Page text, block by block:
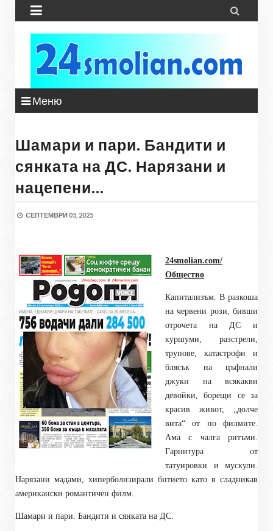
 
Меню
Шамари и пари. Бандити и
сянката на ДС. Нарязани и
нацепени…
СЕПТЕМВРИ 05, 2025
24smolian.com/
Общество
Капитализъм. В разкоша
на червени рози, бивши
отрочета на ДС и
куршуми, разстрели,
трупове, катастрофи и
блясък на цъфнали
джуки на всякакви
девойки, борещи се за
красив живот, „долче
вита“ от по филмите.
Ама с чалга ритъми.
Гарнитура от
татуировки и мускули.
Нарязани мадами, хиперболизирали битието като в сладникав
американски романтичен филм.
Шамари и пари. Бандити и сянката на ДС.